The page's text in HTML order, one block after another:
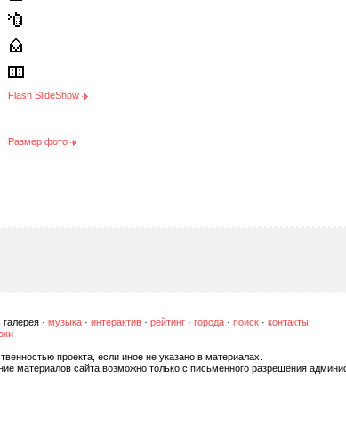
Flash SlideShow
Размер фото
галерея · музыка · интерактив · рейтинг · города · поиск · контакты
проекта, если иное не указано в материалах.
материалов сайта возможно только с письменного разрешения